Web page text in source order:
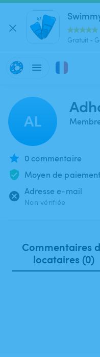
Gratuit -
AL
0 commentaire
Moyen de
Adresse e-mail
Non vérifiée
Commentaires
locataires (0)